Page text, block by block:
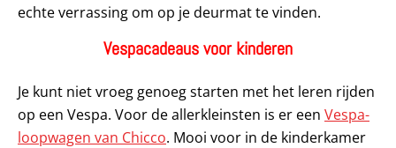
echte verrassing om op je deurmat te vinden.
Vespacadeaus voor kinderen
Je kunt niet vroeg genoeg starten met het leren rijden
op een Vespa. Voor de allerkleinsten is er een Vespa-
loopwagen van Chicco. Mooi voor in de kinderkamer